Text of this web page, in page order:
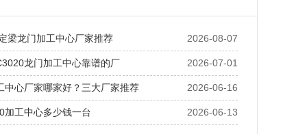
2026-08-07
梁龙门加工中心厂家推荐
2026-07-01
龙门加工中心靠谱的厂
2026-06-16
中心厂家哪家好？三大厂家推荐
2026-06-13
加工中心多少钱一台